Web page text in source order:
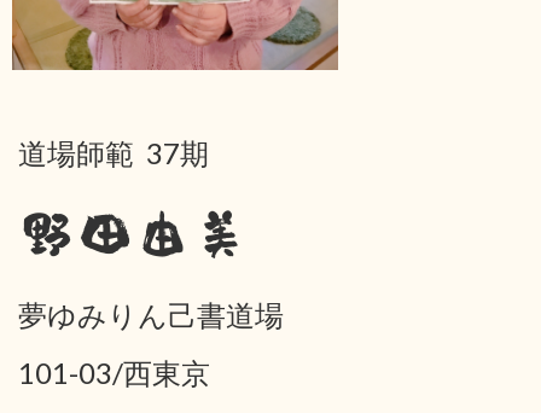
道場師範 37期
野田由美
夢ゆみりん己書道場
101-03/西東京